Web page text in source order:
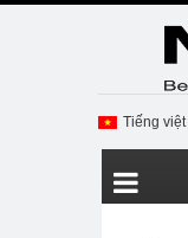
Tiếng việt